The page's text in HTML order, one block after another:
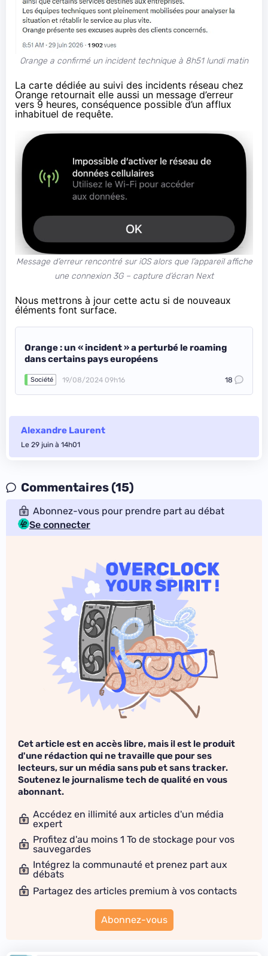
Orange a confirmé un incident technique à 8h51 lundi matin
La carte dédiée au suivi des incidents réseau chez
Orange retournait elle aussi un message d’erreur
vers 9 heures, conséquence possible d’un afflux
inhabituel de requête.
Message d’erreur rencontré sur iOS alors que l’appareil affiche
une connexion 3G – capture d’écran Next
Nous mettrons à jour cette actu si de nouveaux
éléments font surface.
Orange : un « incident » a perturbé le roaming
dans certains pays européens
Société 19/08/2024 09h16 18
Alexandre Laurent
Le 29 juin à 14h01
Commentaires (15)
Abonnez-vous pour prendre part au débat
Se connecter
Cet article est en accès libre, mais il est le produit
d'une rédaction qui ne travaille que pour ses
lecteurs, sur un média sans pub et sans tracker.
Soutenez le journalisme tech de qualité en vous
abonnant.
Accédez en illimité aux articles d'un média
expert
Profitez d'au moins 1 To de stockage pour vos
sauvegardes
Intégrez la communauté et prenez part aux
débats
Partagez des articles premium à vos contacts
Abonnez-vous